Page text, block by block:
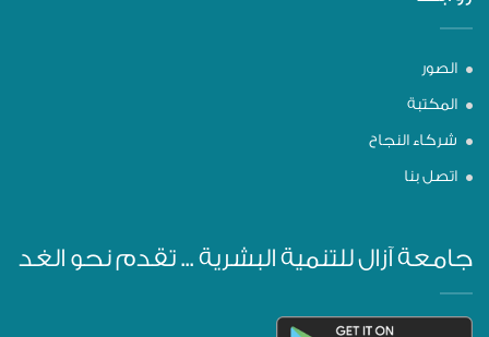
الصور
المكتبة
شركاء النجاح
اتصل بنا
جامعة آزال للتنمية البشرية ... تقدم نحو الغد